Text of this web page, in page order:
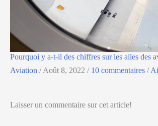
Pourquoi y a-t-il des chiffres sur les ailes des
Aviation /Août 8, 2022 / 10 commentaires /
Laisser un commentaire sur cet article!